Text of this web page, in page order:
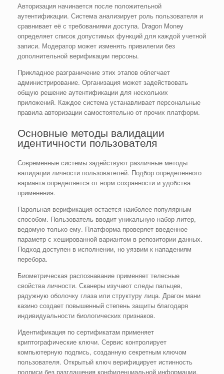
Авторизация начинается после положительной
аутентификации. Система анализирует роль пользователя и
сравнивает её с требованиями доступа. Dragon Money
определяет список допустимых функций для каждой учетной
записи. Модератор может изменять привилегии без
дополнительной верификации персоны.
Прикладное разграничение этих этапов облегчает
администрирование. Организация может задействовать
общую решение аутентификации для нескольких
приложений. Каждое система устанавливает персональные
правила авторизации самостоятельно от прочих платформ.
Основные методы валидации
идентичности пользователя
Современные системы задействуют различные методы
валидации личности пользователей. Подбор определенного
варианта определяется от норм сохранности и удобства
применения.
Парольная верификация остается наиболее популярным
способом. Пользователь вводит уникальную набор литер,
ведомую только ему. Платформа проверяет введенное
параметр с хешированной вариантом в репозитории данных.
Подход доступен в исполнении, но уязвим к нападениям
перебора.
Биометрическая распознавание применяет телесные
свойства личности. Сканеры изучают следы пальцев,
радужную оболочку глаза или структуру лица. Драгон мани
казино создает повышенный степень защиты благодаря
индивидуальности биологических признаков.
Идентификация по сертификатам применяет
криптографические ключи. Сервис контролирует
компьютерную подпись, созданную секретным ключом
пользователя. Открытый ключ верифицирует истинность
подписи без разглашения конфиденциальной информации.